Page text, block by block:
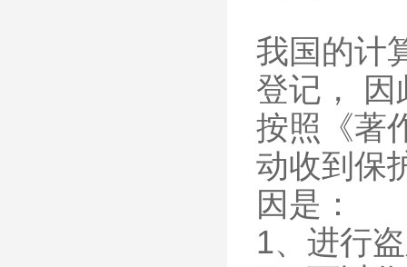
我国的计
登记， 因
按照《著
动收到保
因是：
1、进行